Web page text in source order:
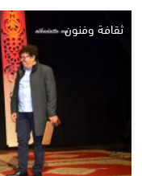
ثقافة وفنون